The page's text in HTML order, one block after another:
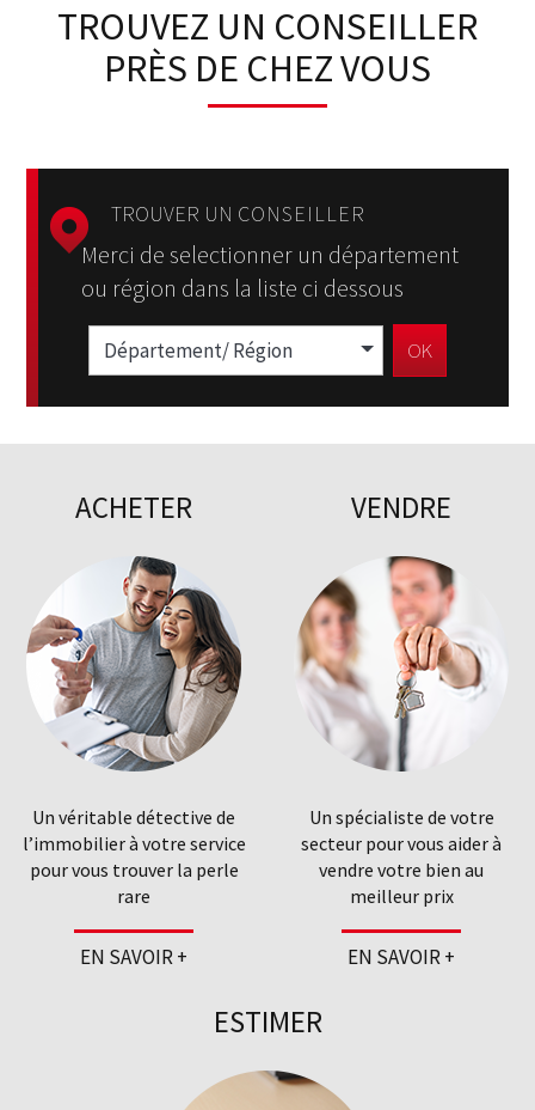
TROUVEZ UN CONSEILLER
PRÈS DE CHEZ VOUS
TROUVER UN CONSEILLER
Merci de selectionner un département
ou région dans la liste ci dessous
Département/ Région OK
ACHETER
Un véritable détective de
l’immobilier à votre service
pour vous trouver la perle
rare
EN SAVOIR +
VENDRE
Un spécialiste de votre
secteur pour vous aider à
vendre votre bien au
meilleur prix
EN SAVOIR +
ESTIMER